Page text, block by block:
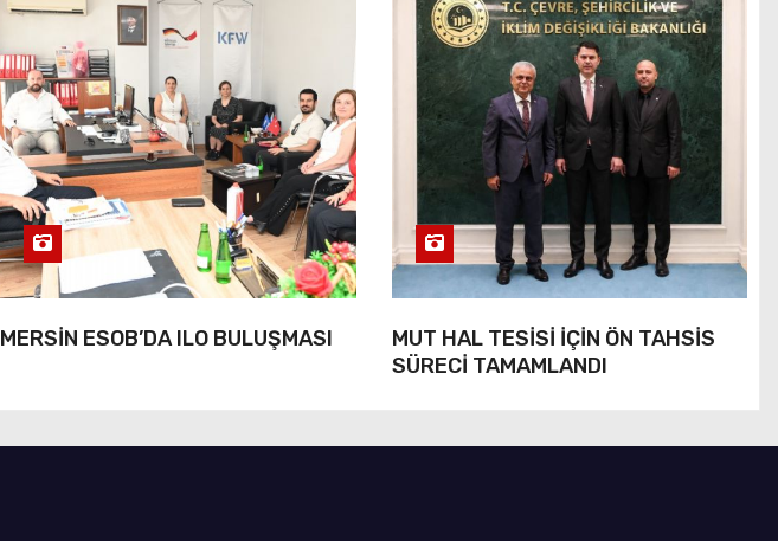
MERSİN ESOB’DA ILO BULUŞMASI
MUT HAL TESİSİ İÇİN ÖN TAHSİS
SÜRECİ TAMAMLANDI